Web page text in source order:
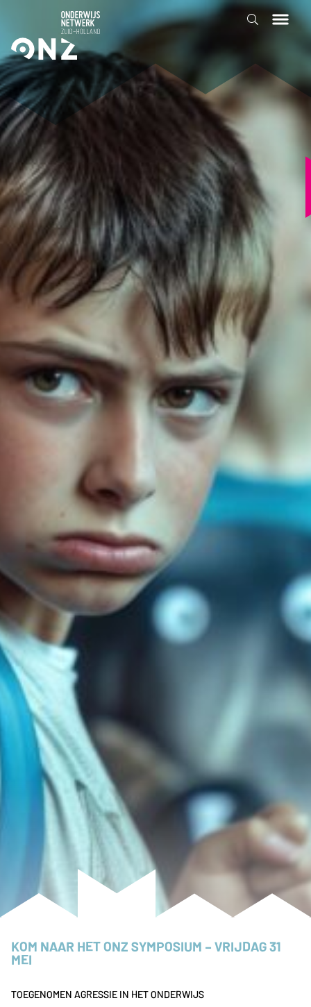
KOM NAAR HET ONZ SYMPOSIUM – VRIJDAG 31
MEI
TOEGENOMEN AGRESSIE IN HET ONDERWIJS